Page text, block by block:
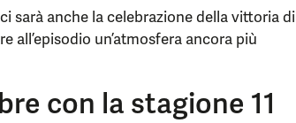
sarà anche la celebrazione della vittoria di
all’episodio un’atmosfera ancora più
con la stagione 11